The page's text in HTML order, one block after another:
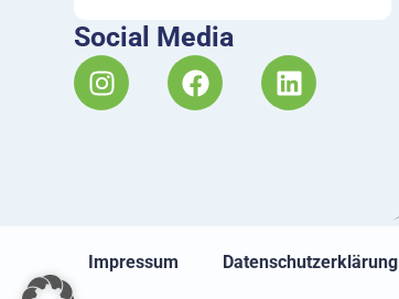
Social Media
I
n
a
F
a
L
i
n
Impressum Datenschutzerklärung